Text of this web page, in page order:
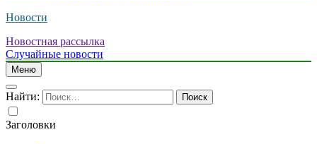
Новости
Новостная рассылка
Случайные новости
Меню
Найти:
Заголовки